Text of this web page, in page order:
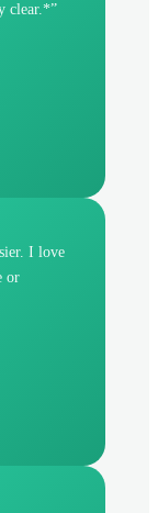
clear.*”
I love
or